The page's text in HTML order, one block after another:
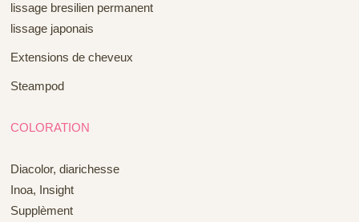
lissage bresilien permanent
lissage japonais
Extensions de cheveux
Steampod
COLORATION
Diacolor, diarichesse
Inoa, Insight
Supplèment